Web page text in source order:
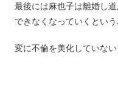
最後には麻也子は離婚し
できなくなっていくという
変に不倫を美化していな